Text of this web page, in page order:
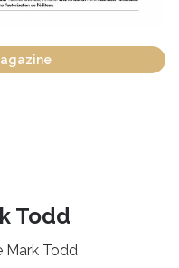
Todd
Mark Todd